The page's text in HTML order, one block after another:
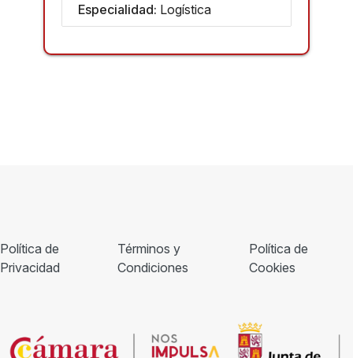
Especialidad: Logística
Política de
Privacidad
Términos y
Condiciones
Política de
Cookies